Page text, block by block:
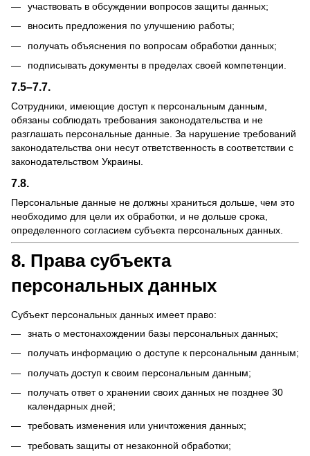
участвовать в обсуждении вопросов защиты данных;
вносить предложения по улучшению работы;
получать объяснения по вопросам обработки данных;
подписывать документы в пределах своей компетенции.
7.5–7.7.
Сотрудники, имеющие доступ к персональным данным,
обязаны соблюдать требования законодательства и не
разглашать персональные данные. За нарушение требований
законодательства они несут ответственность в соответствии с
законодательством Украины.
7.8.
Персональные данные не должны храниться дольше, чем это
необходимо для цели их обработки, и не дольше срока,
определенного согласием субъекта персональных данных.
8. Права субъекта
персональных данных
Субъект персональных данных имеет право:
знать о местонахождении базы персональных данных;
получать информацию о доступе к персональным данным;
получать доступ к своим персональным данным;
получать ответ о хранении своих данных не позднее 30
календарных дней;
требовать изменения или уничтожения данных;
требовать защиты от незаконной обработки;